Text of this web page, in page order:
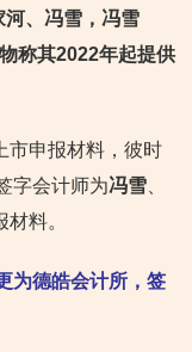
河、冯雪，冯雪
称其2022年起提供
市申报材料，彼时
字会计师为冯雪、
料。
为德皓会计所，签